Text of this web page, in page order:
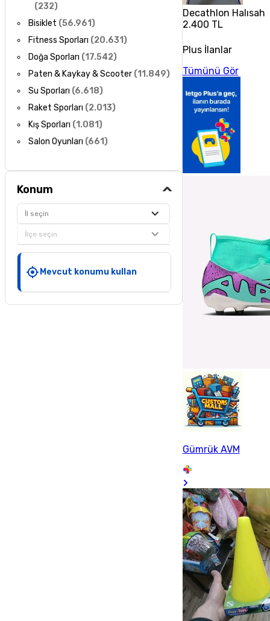
(232)
Bisiklet (56.961)
Fitness Sporları (20.631)
Doğa Sporları (17.542)
Paten & Kaykay & Scooter (11.849)
Su Sporları (6.618)
Raket Sporları (2.013)
Kış Sporları (1.081)
Salon Oyunları (661)
Konum
İl seçin
İlçe seçin
Mevcut konumu kullan
Decathlon
2.400 TL
Plus İlanlar
Tümünü Gör
Gümrük AVM